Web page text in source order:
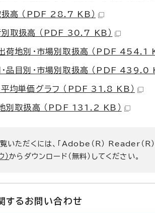
扱高 （PDF 28.7 KB）
別取扱高 （PDF 30.7 KB）
荷地別・市場別取扱高 （PDF 454.1
品目別・市場別取扱高 （PDF 439.0
均単価グラフ （PDF 31.8 KB）
別取扱高 （PDF 131.2 KB）
いただくには、「Adobe（R） Reader（R
）からダウンロード（無料）してください。
する お問い合わせ